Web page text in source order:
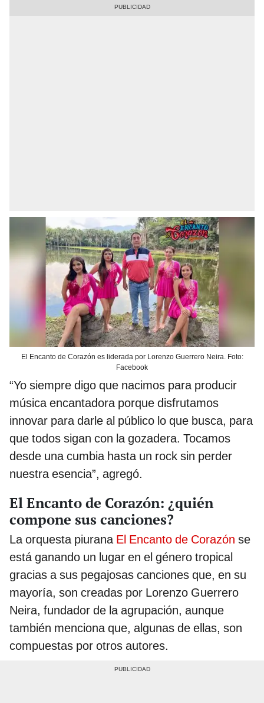
El Encanto de Corazón es liderada por Lorenzo Guerrero Neira. Foto:
Facebook
“Yo siempre digo que nacimos para producir
música encantadora porque disfrutamos
innovar para darle al público lo que busca, para
que todos sigan con la gozadera. Tocamos
desde una cumbia hasta un rock sin perder
nuestra esencia”, agregó.
El Encanto de Corazón: ¿quién
compone sus canciones?
La orquesta piurana El Encanto de Corazón se
está ganando un lugar en el género tropical
gracias a sus pegajosas canciones que, en su
mayoría, son creadas por Lorenzo Guerrero
Neira, fundador de la agrupación, aunque
también menciona que, algunas de ellas, son
compuestas por otros autores.